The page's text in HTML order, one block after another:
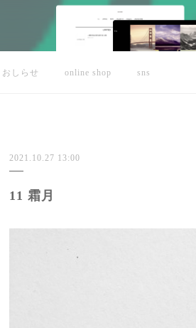
おしらせ online shop sns
2021.10.27 13:00
11 霜月